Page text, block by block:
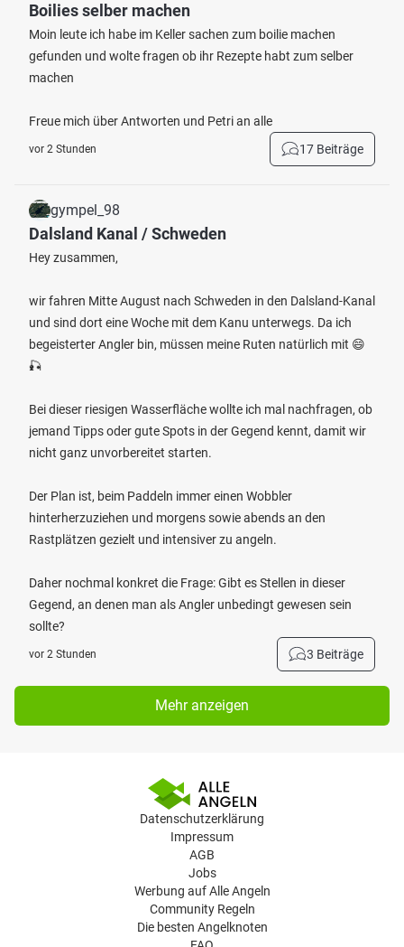
Boilies selber machen
Moin leute ich habe im Keller sachen zum boilie machen
gefunden und wolte fragen ob ihr Rezepte habt zum selber
machen
Freue mich über Antworten und Petri an alle
vor 2 Stunden 17 Beiträge
gympel_98
Dalsland Kanal / Schweden
Hey zusammen,
wir fahren Mitte August nach Schweden in den Dalsland-Kanal
und sind dort eine Woche mit dem Kanu unterwegs. Da ich
begeisterter Angler bin, müssen meine Ruten natürlich mit 😄
🎣
Bei dieser riesigen Wasserfläche wollte ich mal nachfragen, ob
jemand Tipps oder gute Spots in der Gegend kennt, damit wir
nicht ganz unvorbereitet starten.
Der Plan ist, beim Paddeln immer einen Wobbler
hinterherzuziehen und morgens sowie abends an den
Rastplätzen gezielt und intensiver zu angeln.
Daher nochmal konkret die Frage: Gibt es Stellen in dieser
Gegend, an denen man als Angler unbedingt gewesen sein
sollte?
vor 2 Stunden 3 Beiträge
Mehr anzeigen
Datenschutzerklärung
Impressum
AGB
Jobs
Werbung auf Alle Angeln
Community Regeln
Die besten Angelknoten